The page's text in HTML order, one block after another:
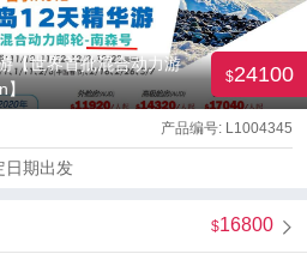
【世界首批混合动力游
】
24100
产品编号: L1004345
日期出发
16800